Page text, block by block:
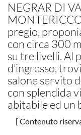
NEGRAR DI
pregio,
con circa 300
su tre livelli. Al
d’ingresso,
salone servito
con splendida
abitabile ed un
[ Contenuto